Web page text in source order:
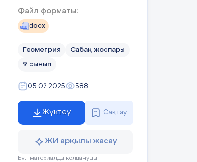
Файл форматы:
docx
Геометрия Сабақ жоспары
9 сынып
05.02.2025 588
Жүктеу Сақтау
ЖИ арқылы жасау
Бұл материалды қолданушы